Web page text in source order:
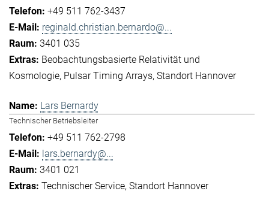
+49 511 762-3437
reginald.christian.bernardo@...
3401 035
Beobachtungsbasierte Relativität und
Kosmologie Pulsar Timing Arrays Standort Hannover
Lars Bernardy
Technischer Betriebsleiter
+49 511 762-2798
lars.bernardy@...
3401 021
Technischer Service Standort Hannover